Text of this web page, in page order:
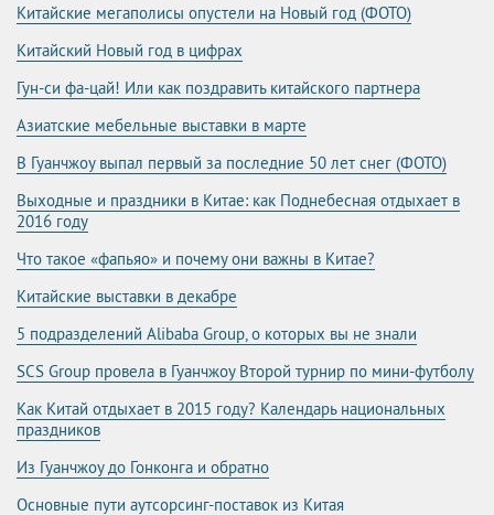
Китайские мегаполисы опустели на Новый год (ФОТО)
Китайский Новый год в цифрах
Гун-си фа-цай! Или как поздравить китайского партнера
Азиатские мебельные выставки в марте
В Гуанчжоу выпал первый за последние 50 лет снег (ФОТО)
Выходные и праздники в Китае: как Поднебесная отдыхает в
2016 году
Что такое «фапьяо» и почему они важны в Китае?
Китайские выставки в декабре
5 подразделений Alibaba Group, о которых вы не знали
SCS Group провела в Гуанчжоу Второй турнир по мини-футболу
Как Китай отдыхает в 2015 году? Календарь национальных
праздников
Из Гуанчжоу до Гонконга и обратно
Основные пути аутсорсинг-поставок из Китая